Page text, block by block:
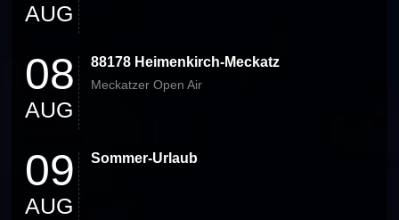
AUG
08
AUG
88178 Heimenkirch-Meckatz
Meckatzer Open Air
09
AUG
Sommer-Urlaub